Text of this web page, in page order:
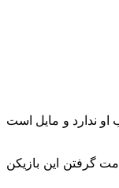
او ندارد و مایل است
گرفتن این بازیکن